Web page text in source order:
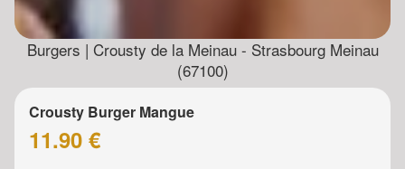
Burgers | Crousty de la Meinau - Strasbourg Meinau
(67100)
Crousty Burger Mangue
11.90 €